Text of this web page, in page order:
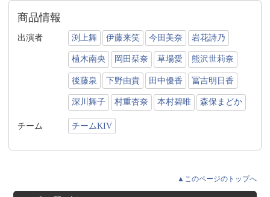
商品情報
出演者 渕上舞 伊藤来笑 今田美奈 岩花詩乃
植木南央 岡田栞奈 草場愛 熊沢世莉奈
後藤泉 下野由貴 田中優香 冨吉明日香
深川舞子 村重杏奈 本村碧唯 森保まどか
チーム チームKIV
▲このページのトップへ